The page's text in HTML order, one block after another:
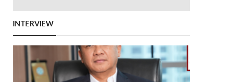
INTERVIEW
Previous Next